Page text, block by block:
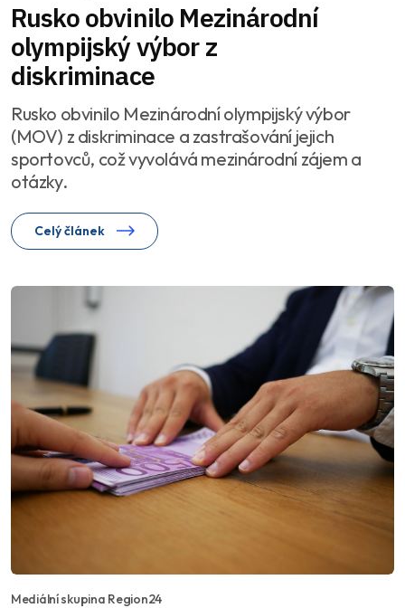
Rusko obvinilo Mezinárodní
olympijský výbor z
diskriminace
Rusko obvinilo Mezinárodní olympijský výbor
(MOV) z diskriminace a zastrašování jejich
sportovců, což vyvolává mezinárodní zájem a
otázky.
Celý článek
Mediální skupina Region24